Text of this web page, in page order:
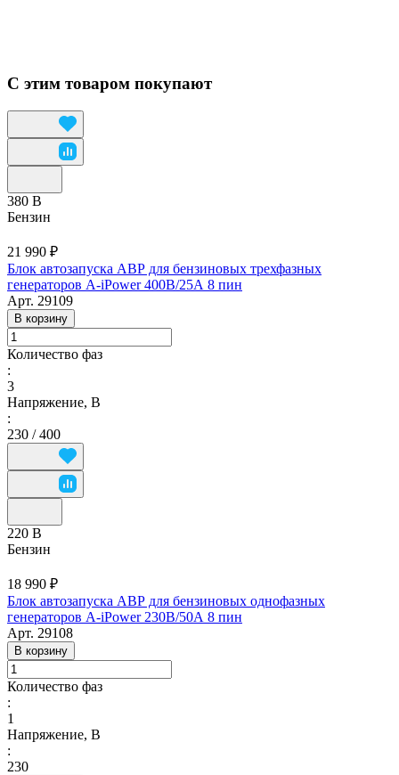
С этим товаром покупают
380 В
Бензин
21 990 ₽
Блок автозапуска АВР для бензиновых трехфазных
генераторов A-iPower 400В/25А 8 пин
Арт. 29109
В корзину
Количество фаз
:
3
Напряжение, В
:
230 / 400
220 В
Бензин
18 990 ₽
Блок автозапуска АВР для бензиновых однофазных
генераторов A-iPower 230В/50А 8 пин
Арт. 29108
В корзину
Количество фаз
:
1
Напряжение, В
:
230